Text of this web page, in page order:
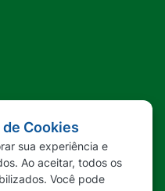
Cookies
sua experiência e
Ao aceitar, todos os
Você pode